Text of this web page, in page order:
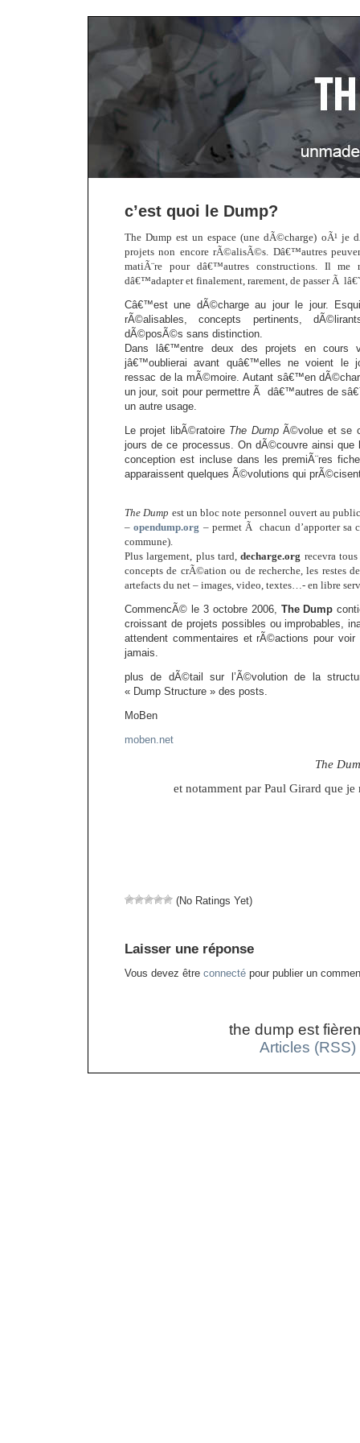
c’est quoi le Dump?
The Dump est un espace (une dÃ©charge) oÃ¹ je
projets non encore rÃ©alisÃ©s. Dâ€™autres
matiÃ¨re pour dâ€™autres constructions. Il me
dâ€™adapter et finalement, rarement, de passer Ã
Câ€™est une dÃ©charge au jour le jour.
rÃ©alisables, concepts pertinents,
dÃ©posÃ©s sans distinction.
Dans lâ€™entre deux des projets en cours
jâ€™oublierai avant quâ€™elles ne voient le
ressac de la mÃ©moire. Autant sâ€™en
un jour, soit pour permettre Ã dâ€™autres de
un autre usage.
Le projet libÃ©ratoire The DumpÃ©volue et se
jours de ce processus. On dÃ©couvre ainsi
conception est incluse dans les premiÃ¨res
apparaissent quelques Ã©volutions qui
The Dump est un bloc note personnel ouvert au
–opendump.org – permet Ã chacun d’apporter
commune).
Plus largement, plus tard,decharge.org recevra
concepts de crÃ©ation ou de recherche, les restes
artefacts du net – images, video, textes…- en libre
CommencÃ© le 3 octobre 2006, The Dump
croissant de projets possibles ou improbables,
attendent commentaires et rÃ©actions pour
jamais.
plus de dÃ©tail sur l’Ã©volution de la
« Dump Structure » des posts.
MoBen
moben.net
The
et notamment par Paul Girard que je
(No Ratings Yet)
Laisser une réponse
Vous devez être connecté pour publier un
the dump est
Articles (RSS)